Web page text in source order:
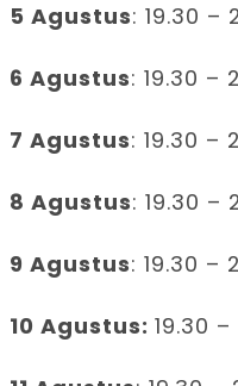
5 Agustus: 19.30 –
6 Agustus: 19.30 –
7 Agustus: 19.30 –
8 Agustus: 19.30 –
9 Agustus: 19.30 –
10 Agustus: 19.30 –